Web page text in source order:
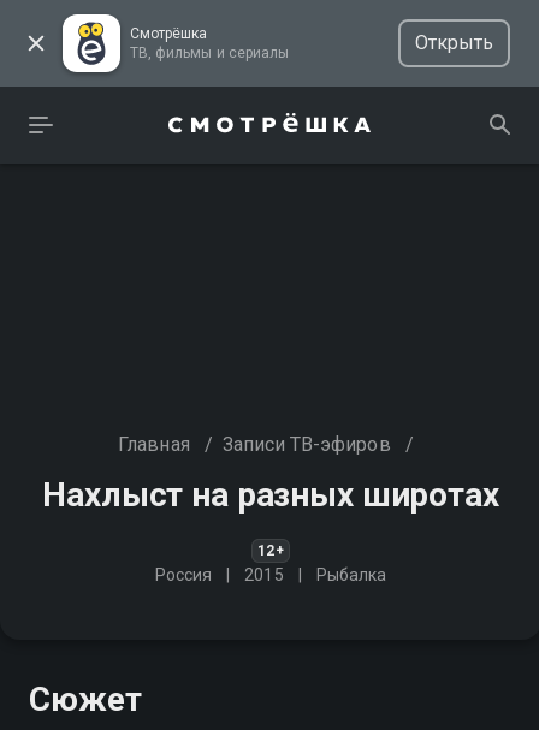
Смотрёшка
ТВ, фильмы и сериалы
Открыть
Главная / Записи ТВ-эфиров /
Нахлыст на разных широтах
12+
Россия 2015 Рыбалка
Сюжет